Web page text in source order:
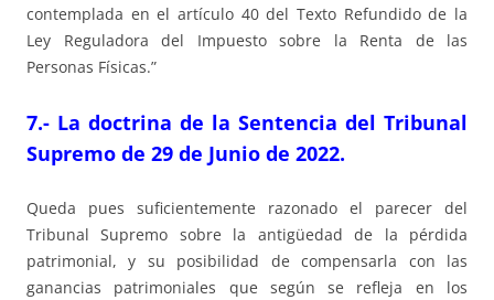
contemplada en el artículo 40 del Texto Refundido de la
Ley Reguladora del Impuesto sobre la Renta de las
Personas Físicas.”
7.- La doctrina de la Sentencia del Tribunal
Supremo de 29 de Junio de 2022.
Queda pues suficientemente razonado el parecer del
Tribunal Supremo sobre la antigüedad de la pérdida
patrimonial, y su posibilidad de compensarla con las
ganancias patrimoniales que según se refleja en los